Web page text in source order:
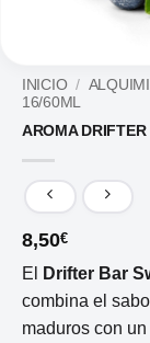
INICIO /
16/60ML
AROMA
8,50€
El
Drifter Bar
combina el
maduros con